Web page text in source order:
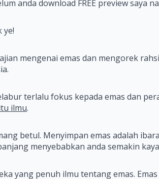
anda download FREE preview saya
ye!
mengenai emas dan mengorek
terlalu fokus kepada emas dan
ilmu.
betul. Menyimpan emas adalah
menyebabkan anda semakin
yang penuh ilmu tentang emas.